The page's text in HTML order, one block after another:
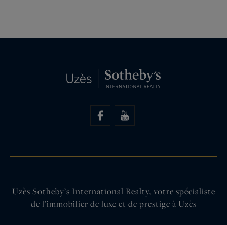
Uzès Sotheby’s International Realty, votre spécialiste
de l’immobilier de luxe et de prestige à Uzès